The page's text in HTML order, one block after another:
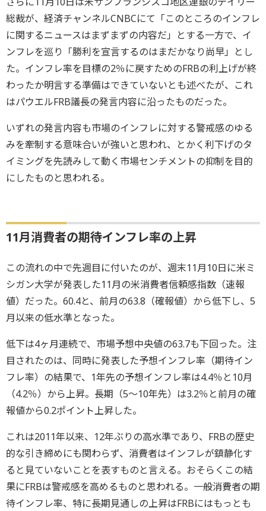
総裁が、経済チャンネルCNBCにて「このところのインフレ
に関するニュースはまずまずの内容だ」とする一方で、イ
ンフレを巡り「勝利を宣言するのはまだかなり尚早」とし
た。インフレ率を目標の2％に戻すためのFRBの利上げが終
わったか明言する準備はできていないとも述べたが、これ
はパウエルFRB議長の発言内容に沿ったものだった。
いずれの発言内容も市場のインフレに対する警戒感のゆる
みを牽制する意味合いが強いと思われ、とかく利下げのタ
イミングを先読みして動く市場センチメントの抑制を目的
にしたものと思われる。
11月消費者の期待インフレ率の上昇
この流れの中で先週目に付いたのが、週末11月10日に米ミ
シガン大学が発表した11月の米消費者信頼感指数（速報
値）だった。60.4と、前月の63.8（確報値）から低下し、5
月以来の低水準となった。
低下は4ヶ月連続で、市場予想中央値の63.7も下回った。注
目されたのは、同時に発表した予想インフレ率（期待イン
フレ率）の結果で、1年先の予想インフレ率は4.4％と10月
（4.2％）から上昇。長期（5～10年先）は3.2％と前月の確
報値から0.2ポイント上昇した。
これは2011年以来、12年ぶりの高水準であり、FRBの歴史
的な引き締めにも関わらず、消費者はインフレが鎮静化す
ると見ていないことを表すものと言える。おそらくこの結
果にFRBは警戒感を高めるものと思われる。一般消費者の期
待インフレ率、特に長期見通しの上昇はFRBにはもっとも